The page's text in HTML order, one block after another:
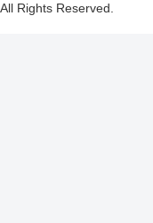
Rights Reserved.